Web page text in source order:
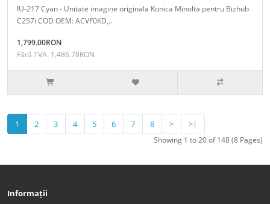
IU-217 Cyan - Unitate imagine originala Konica Minolta pentru Bizhub
C257i COD OEM: ACVF0KD,..
1,799.00RON
Fără TVA: 1,486.78RON
1 2 3 4 5 6 7 8 > >|
Showing 1 to 20 of 148 (8 Pages)
Informații